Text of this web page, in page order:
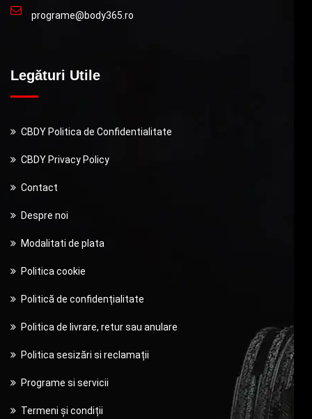
programe@body365.ro
Legături Utile
CBDY Politica de Confidentialitate
CBDY Privacy Policy
Contact
Despre noi
Modalitati de plata
Politica cookie
Politică de confidențialitate
Politica de livrare, retur sau anulare
Politica sesizări si reclamații
Programe si servicii
Termeni și condiții